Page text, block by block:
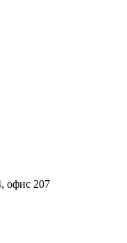
офис 207